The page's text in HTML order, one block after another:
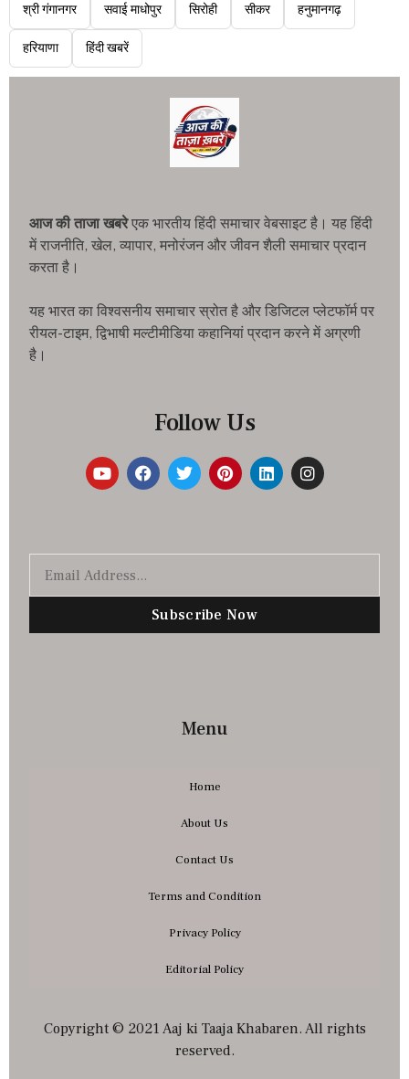
श्री गंगानगर सवाई माधोपुर सिरोही सीकर हनुमानगढ़
हरियाणा हिंदी खबरें
आज की ताजा खबरेएक भारतीय हिंदी समाचार वेबसाइट है। यह हिंदी
में राजनीति, खेल, व्यापार, मनोरंजन और जीवन शैली समाचार प्रदान
करता है।
यह भारत का विश्वसनीय समाचार स्रोत है और डिजिटल प्लेटफॉर्म पर
रीयल-टाइम, द्विभाषी मल्टीमीडिया कहानियां प्रदान करने में अग्रणी
है।
Follow Us
Subscribe Now
Menu
Home
About Us
Contact Us
Terms and Condition
Privacy Policy
Editorial Policy
Copyright © 2021 Aaj ki Taaja Khabaren. All rights
reserved.